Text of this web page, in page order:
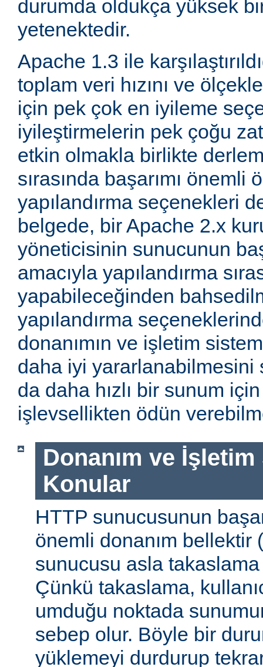
durumda oldukça yüksek
yetenektedir.
Apache 1.3 ile
toplam veri hızını ve
için pek çok en iyileme
iyileştirmelerin pek çoğu
etkin olmakla birlikte
sırasında başarımı
yapılandırma seçenekleri
belgede, bir Apache 2.x
yöneticisinin sunucunun
amacıyla yapılandırma
yapabileceğinden
yapılandırma
donanımın ve işletim
daha iyi yararlanabilmesini
da daha hızlı bir sunum
işlevsellikten ödün
Donanım ve
Konular
HTTP sunucusunun
önemli donanım bellektir
sunucusu asla takaslama
Çünkü takaslama,
umduğu noktada
sebep olur. Böyle bir
yüklemeyi durdurup